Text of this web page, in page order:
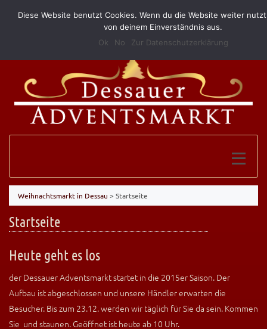
(0340) 52 10 146 info@grillundimbissmerkel.de
Weihnachtsmarkt in Dessau > Startseite
Startseite
Heute geht es los
der Dessauer Adventsmarkt startet in die 2015er Saison. Der
Aufbau ist abgeschlossen und unsere Händler erwarten die
Besucher. Bis zum 23.12. werden wir täglich für Sie da sein. Kommen
Sie und staunen. Geöffnet ist heute ab 10 Uhr.
Diese Website benutzt Cookies. Wenn du die Website weiter
von deinem Einverständnis aus.
Ok
No Zur Datenschutzerklärung